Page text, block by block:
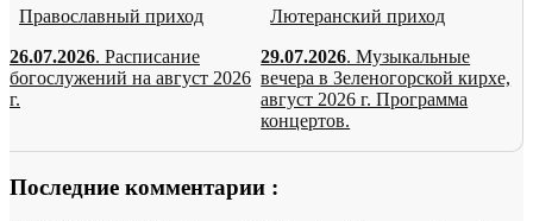
Православный приход
26.07.2026. Расписание
богослужений на август 2026
г.
Лютеранский приход
29.07.2026. Музыкальные
вечера в Зеленогорской кирхе,
август 2026 г. Программа
концертов.
Последние комментарии :